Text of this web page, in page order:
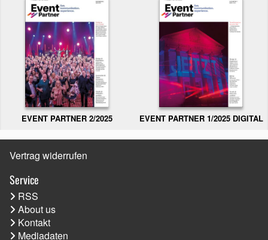
EVENT PARTNER 2/2025 EVENT PARTNER 1/2025 DIGITAL
Vertrag widerrufen
Service
RSS
About us
Kontakt
Mediadaten